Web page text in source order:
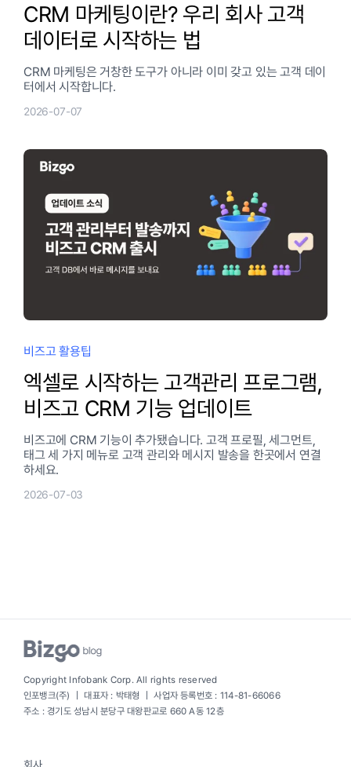
CRM 마케팅이란? 우리 회사 고객
데이터로 시작하는 법
CRM 마케팅은 거창한 도구가 아니라 이미 갖고 있는 고객 데이
터에서 시작합니다.
2026-07-07
비즈고 활용팁
엑셀로 시작하는 고객관리 프로그램,
비즈고 CRM 기능 업데이트
비즈고에 CRM 기능이 추가됐습니다. 고객 프로필, 세그먼트,
태그 세 가지 메뉴로 고객 관리와 메시지 발송을 한곳에서 연결
하세요.
2026-07-03
Copyright Infobank Corp. All rights reserved
인포뱅크(주) ｜ 대표자 : 박태형 ｜ 사업자 등록번호 : 114-81-66066
주소 : 경기도 성남시 분당구 대왕판교로 660 A동 12층
회사